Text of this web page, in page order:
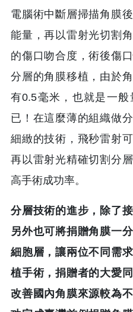
電腦術中斷層掃描角膜
能量，再以雷射光切割
的傷口吻合度，術後傷
分層的角膜移植，由於
有0.5毫米，也就是一
已！在這麼薄的組織做
細緻的技術，飛秒雷射
再以雷射光精確切割分
高手術成功率。
分層技術的進步，除了
另外也可將捐贈角膜一
細胞層，讓兩位不同需
植手術，捐贈者的大愛
改善國內角膜來源較為